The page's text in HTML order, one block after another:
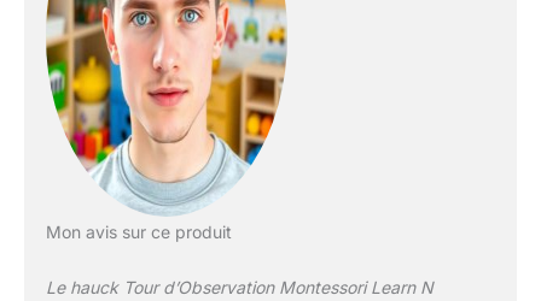
tour d'apprentissage
enfant certifiée FSC en
bois de hêtre issu de
forêts gérées de manière
responsable ; finition
robuste et naturelle
Utilisable dès 12 mois :
évolutif ; Tour d'éveil
Mon avis sur ce produit
Le hauck Tour d’Observation Montessori Learn N